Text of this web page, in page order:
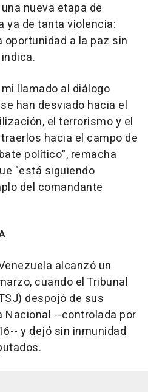
nueva etapa de
ya de tanta violencia:
a la paz sin
llamado al diálogo
han desviado hacia el
el terrorismo y el
hacia el campo de
político", remacha
"está siguiendo
del comandante
alcanzó un
cuando el Tribunal
despojó de sus
Nacional --controlada por
y dejó sin inmunidad